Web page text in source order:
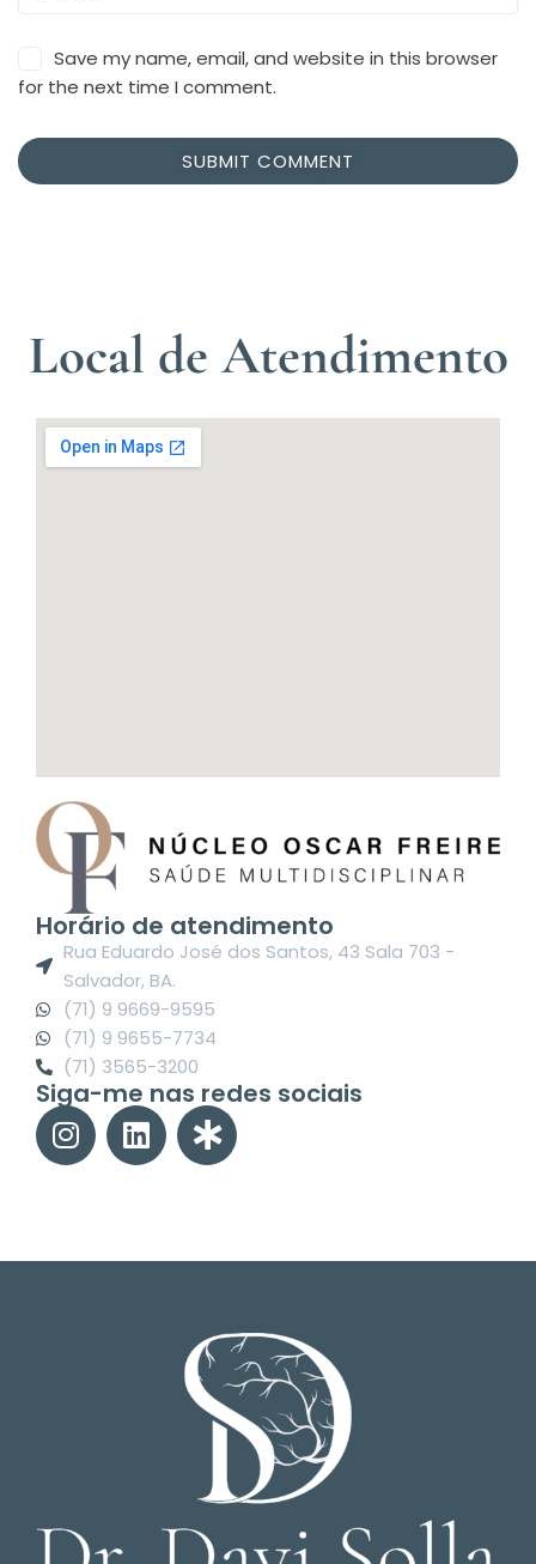
Save my name, email, and website in this browser
for the next time I comment.
Local de Atendimento
Horário de atendimento
Rua Eduardo José dos Santos, 43 Sala 703 -
Salvador, BA.
(71) 9 9669-9595
(71) 9 9655-7734
(71) 3565-3200
Siga-me nas redes sociais